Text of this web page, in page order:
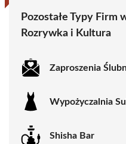
Pozostałe Typy Firm
Rozrywka i Kultura
Zaproszenia
Wypożyczalnia
Shisha Bar